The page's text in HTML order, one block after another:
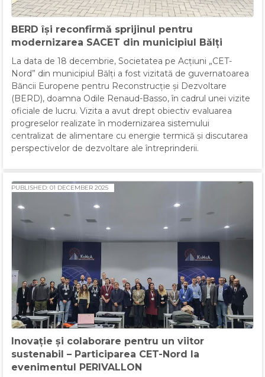
BERD își reconfirmă sprijinul pentru
modernizarea SACET din municipiul Bălți
La data de 18 decembrie, Societatea pe Acțiuni „CET-
Nord” din municipiul Bălți a fost vizitată de guvernatoarea
Băncii Europene pentru Reconstrucție și Dezvoltare
(BERD), doamna Odile Renaud-Basso, în cadrul unei vizite
oficiale de lucru. Vizita a avut drept obiectiv evaluarea
progreselor realizate în modernizarea sistemului
centralizat de alimentare cu energie termică și discutarea
perspectivelor de dezvoltare ale întreprinderii.
Inovație și colaborare pentru un viitor
sustenabil – Participarea CET-Nord la
evenimentul PERIVALLON
PUBLISHED: 01 DECEMBER 2025